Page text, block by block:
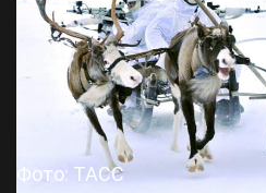
Фото: ТАСС